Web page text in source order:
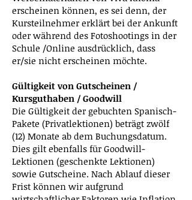
erscheinen können, es sei denn, der
Kursteilnehmer erklärt bei der Ankunft
oder während des Fotoshootings in der
Schule /Online ausdrücklich, dass
er/sie nicht erscheinen möchte.
Gültigkeit von Gutscheinen /
Kursguthaben / Goodwill
Die Gültigkeit der gebuchten Spanisch-
Pakete (Privatlektionen) beträgt zwölf
(12) Monate ab dem Buchungsdatum.
Dies gilt ebenfalls für Goodwill-
Lektionen (geschenkte Lektionen)
sowie Gutscheine. Nach Ablauf dieser
Frist können wir aufgrund